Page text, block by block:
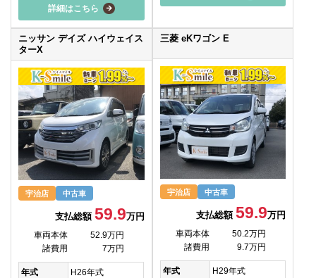
詳細はこちら
ニッサン デイズ ハイウェイス
ターX
宇治店 中古車
支払総額 59.9万円
車両本体
52.9万円
諸費用
7万円
年式 H26年式
三菱 eKワゴン E
宇治店 中古車
支払総額59.9万円
車両本体
50.2万円
諸費用
9.7万円
年式 H29年式